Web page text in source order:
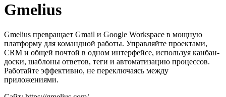
Gmelius
Gmelius превращает Gmail и Google Workspace в мощную
платформу для командной работы. Управляйте проектами,
CRM и общей почтой в одном интерфейсе, используя канбан-
доски, шаблоны ответов, теги и автоматизацию процессов.
Работайте эффективно, не переключаясь между
приложениями.